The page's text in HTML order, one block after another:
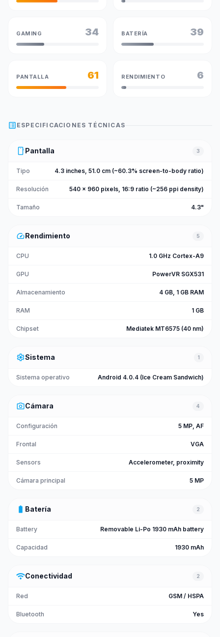
GAMING 34 BATERÍA 39
PANTALLA 61 RENDIMIENTO 6
list_alt ESPECIFICACIONES TÉCNICAS
smartphone Pantalla 3
Tipo 4.3 inches, 51.0 cm (~60.3% screen-to-body ratio)
Resolución 540 x 960 pixels, 16:9 ratio (~256 ppi density)
Tamaño 4.3"
speedRendimiento 5
CPU 1.0 GHz Cortex-A9
GPU PowerVR SGX531
Almacenamiento 4 GB, 1 GB RAM
RAM 1 GB
Chipset Mediatek MT6575 (40 nm)
settingsSistema 1
Sistema operativo Android 4.0.4 (Ice Cream Sandwich)
photo_cameraCámara 4
Configuración 5 MP, AF
Frontal VGA
Sensors Accelerometer, proximity
Cámara principal 5 MP
battery_full Batería 2
Battery Removable Li-Po 1930 mAh battery
Capacidad 1930 mAh
wifiConectividad 2
Red GSM / HSPA
Bluetooth Yes